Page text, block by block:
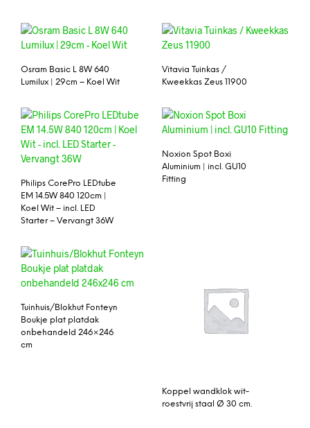
Osram Basic L 8W 640
Lumilux | 29cm – Koel Wit
Vitavia Tuinkas /
Kweekkas Zeus 11900
Philips CorePro LEDtube
EM 14.5W 840 120cm |
Koel Wit – incl. LED
Starter – Vervangt 36W
Noxion Spot Boxi
Aluminium | incl. GU10
Fitting
Tuinhuis/Blokhut Fonteyn
Boukje plat platdak
onbehandeld 246×246
cm
Koppel wandklok wit-
roestvrij staal Ø 30 cm.